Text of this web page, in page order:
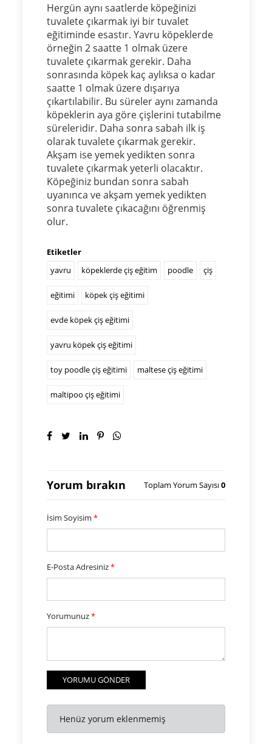
Hergün aynı saatlerde köpeğinizi
tuvalete çıkarmak iyi bir tuvalet
eğitiminde esastır. Yavru köpeklerde
örneğin 2 saatte 1 olmak üzere
tuvalete çıkarmak gerekir. Daha
sonrasında köpek kaç aylıksa o kadar
saatte 1 olmak üzere dışarıya
çıkartılabilir. Bu süreler aynı zamanda
köpeklerin aya göre çişlerini tutabilme
süreleridir. Daha sonra sabah ilk iş
olarak tuvalete çıkarmak gerekir.
Akşam ise yemek yedikten sonra
tuvalete çıkarmak yeterli olacaktır.
Köpeğiniz bundan sonra sabah
uyanınca ve akşam yemek yedikten
sonra tuvalete çıkacağını öğrenmiş
olur.
Etiketler
yavru
köpeklerde çiş eğitim poodle çiş
eğitimi köpek çiş eğitimi
evde köpek çiş eğitimi
yavru köpek çiş eğitimi
toy poodle çiş eğitimi maltese çiş eğitimi
maltipoo çiş eğitimi
Yorum bırakın Toplam Yorum Sayısı0
İsim Soyisim *
E-Posta Adresiniz*
Yorumunuz*
YORUMU GÖNDER
Henüz yorum eklenmemiş